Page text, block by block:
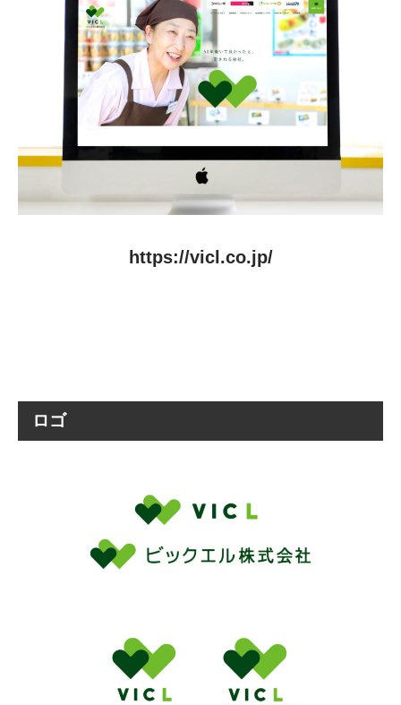
https://vicl.co.jp/
ロゴ